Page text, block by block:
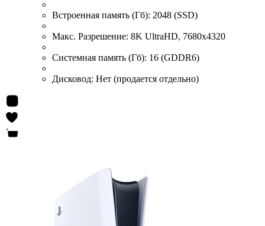
Встроенная память (Гб): 2048 (SSD)
Макс. Разрешение: 8K UltraHD, 7680x4320
Системная память (Гб): 16 (GDDR6)
Дисковод: Нет (продается отдельно)